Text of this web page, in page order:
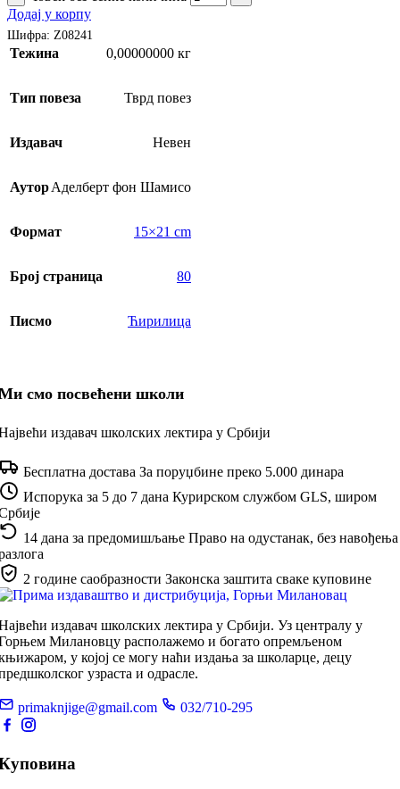
Додај у корпу
Шифра: Z08241
Тежина 0,00000000 кг
Тип повеза Тврд повез
Издавач Невен
АуторАделберт фон Шамисо
Формат 15×21 cm
Број страница 80
Писмо Ћирилица
смо посвећени школи
издавач школских лектира у Србији
Бесплатна достава За поруџбине преко 5.000 динара
Испорука за 5 до 7 дана Курирском службом GLS, широм
14 дана за предомишљање Право на одустанак, без навођења
2 године саобразности Законска заштита сваке куповине
издавач школских лектира у Србији. Уз централу у
Милановцу располажемо и богато опремљеном
у којој се могу наћи издања за школарце, децу
узраста и одрасле.
primaknjige@gmail.com 032/710-295